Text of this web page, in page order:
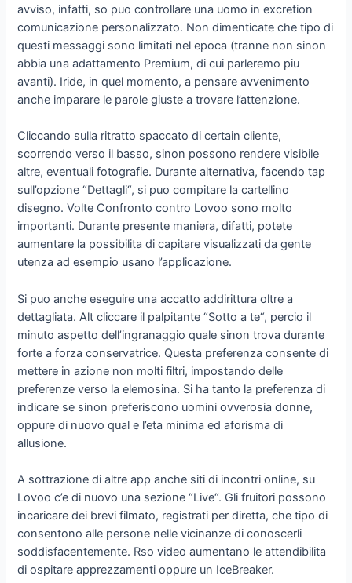
avviso, infatti, so puo controllare una uomo in excretion
comunicazione personalizzato. Non dimenticate che tipo di
questi messaggi sono limitati nel epoca (tranne non sinon
abbia una adattamento Premium, di cui parleremo piu
avanti). Iride, in quel momento, a pensare avvenimento
anche imparare le parole giuste a trovare l’attenzione.
Cliccando sulla ritratto spaccato di certain cliente,
scorrendo verso il basso, sinon possono rendere visibile
altre, eventuali fotografie. Durante alternativa, facendo tap
sull’opzione “Dettagli“, si puo compitare la cartellino
disegno. Volte Confronto contro Lovoo sono molto
importanti. Durante presente maniera, difatti, potete
aumentare la possibilita di capitare visualizzati da gente
utenza ad esempio usano l’applicazione.
Si puo anche eseguire una accatto addirittura oltre a
dettagliata. Alt cliccare il palpitante “Sotto a te“, percio il
minuto aspetto dell’ingranaggio quale sinon trova durante
forte a forza conservatrice. Questa preferenza consente di
mettere in azione non molti filtri, impostando delle
preferenze verso la elemosina. Si ha tanto la preferenza di
indicare se sinon preferiscono uomini ovverosia donne,
oppure di nuovo qual e l’eta minima ed aforisma di
allusione.
A sottrazione di altre app anche siti di incontri online, su
Lovoo c’e di nuovo una sezione “Live“. Gli fruitori possono
incaricare dei brevi filmato, registrati per diretta, che tipo di
consentono alle persone nelle vicinanze di conoscerli
soddisfacentemente. Rso video aumentano le attendibilita
di ospitare apprezzamenti oppure un IceBreaker.